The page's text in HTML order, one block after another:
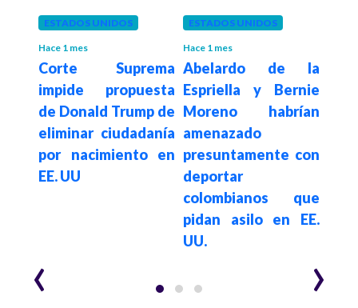
ESTADOS UNIDOS
Hace 1 mes
Corte Suprema
impide propuesta
de Donald Trump de
eliminar ciudadanía
por nacimiento en
EE. UU
ESTADOS UNIDOS
Hace 1 mes
Abelardo de la
Espriella y Bernie
Moreno habrían
amenazado
presuntamente con
deportar
colombianos que
pidan asilo en EE.
UU.
‹ ›